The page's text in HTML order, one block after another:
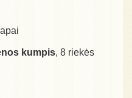
kumpis, 8 riekės